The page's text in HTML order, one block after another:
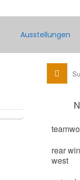
Ausstellungen
rear
west